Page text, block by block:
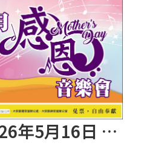
台北聖家堂2026年5月16日 (六) 感恩音樂會